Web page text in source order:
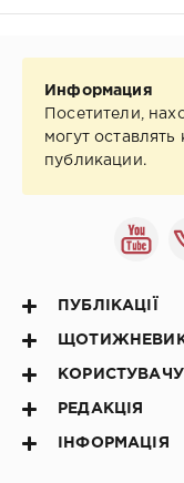
Информация
Посетители,
могут
публикации.
ПУБЛІКАЦІЇ
КОРИСТУВАЧУ
РЕДАКЦІЯ
ІНФОРМАЦІЯ